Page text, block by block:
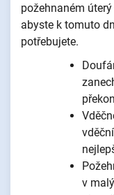
požehnaném
abyste k tomuto
potřebujete.
v